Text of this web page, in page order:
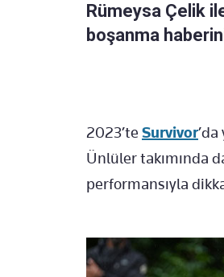
Rümeysa Çelik
boşanma
2023’te Survivor
Ünlüler takımında
performansıyla